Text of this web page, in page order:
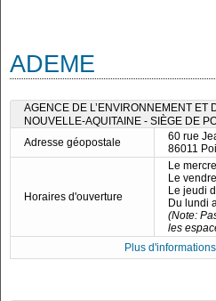
ADEME
AGENCE DE L’ENVIRONNEMENT ET
NOUVELLE-AQUITAINE - SIÈGE DE
Adresse géopostale
60 rue
86011
Horaires d'ouverture
Le
Le
Le jeudi
Du lundi
(Note:
les
Plus